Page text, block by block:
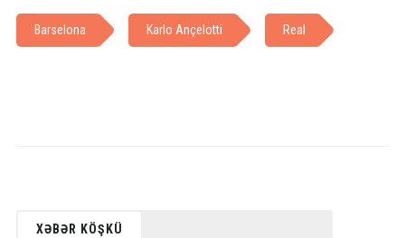
Barselona Karlo Ançelotti Real
XƏBƏR KÖŞKÜ